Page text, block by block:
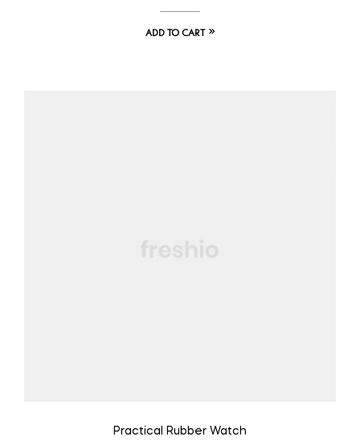
ADD TO CART
Practical Rubber Watch